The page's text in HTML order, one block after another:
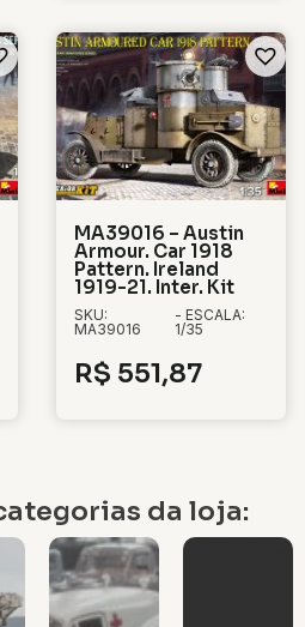
MA39016 – Austin
Armour. Car 1918
Pattern. Ireland
1919-21. Inter. Kit
SKU:
MA39016
- ESCALA:
1/35
R$ 551,87
da loja: